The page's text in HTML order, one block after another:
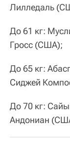
Лилледаль
До 61 кг:
Гросс (США);
До 65 кг:
Сиджей
До 70 кг:
Андониан